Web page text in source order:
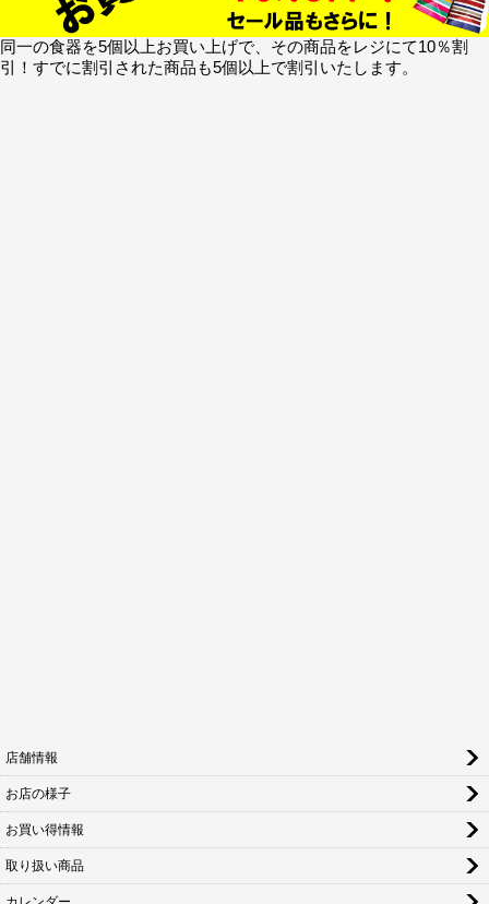
同一の食器を5個以上お買い上げで、その商品をレジにて10％割
引！すでに割引された商品も5個以上で割引いたします。
店舗情報
お店の様子
お買い得情報
取り扱い商品